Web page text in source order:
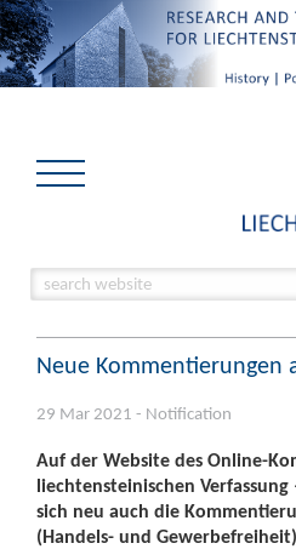
Neue Kommentierungen
29 Mar 2021 - Notification
Auf der Website des Online-
liechtensteinischen
sich neu auch die
(Handels- und